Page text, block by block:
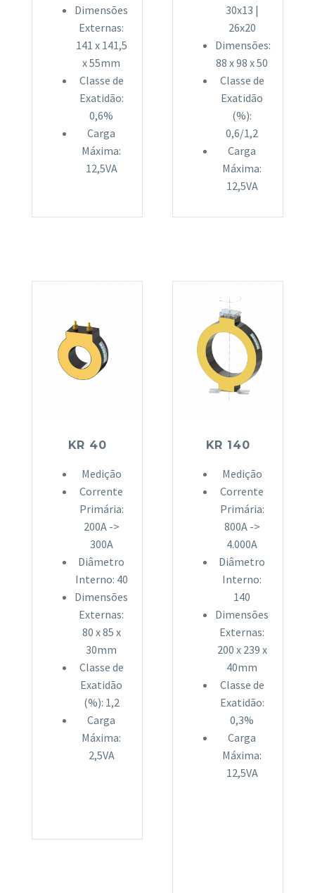
Dimensões
Externas:
141 x 141,5
x 55mm
Classe de
Exatidão:
0,6%
Carga
Máxima:
12,5VA
30x13 |
26x20
Dimensões:
88 x 98 x 50
Classe de
Exatidão
(%):
0,6/1,2
Carga
Máxima:
12,5VA
KR 40
Medição
Corrente
Primária:
200A ->
300A
Diâmetro
Interno: 40
Dimensões
Externas:
80 x 85 x
30mm
Classe de
Exatidão
(%): 1,2
Carga
Máxima:
2,5VA
KR 140
Medição
Corrente
Primária:
800A ->
4.000A
Diâmetro
Interno:
140
Dimensões
Externas:
200 x 239 x
40mm
Classe de
Exatidão:
0,3%
Carga
Máxima:
12,5VA